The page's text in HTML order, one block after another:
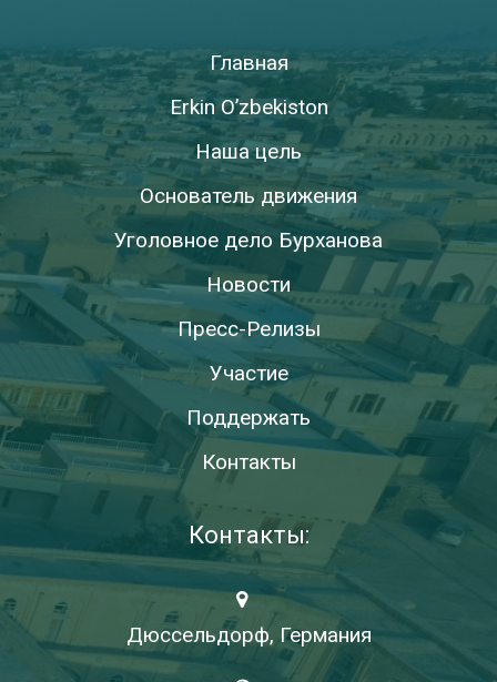
Главная
Erkin O’zbekiston
Наша цель
Основатель движения
Уголовное дело Бурханова
Новости
Пресс-Релизы
Участие
Поддержать
Контакты
Контакты:
Дюссельдорф, Германия